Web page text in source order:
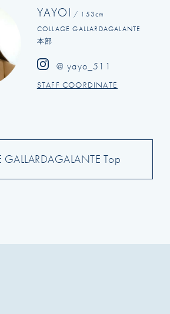
YAYOI / 153cm
COLLAGE GALLARDAGALANTE
本部
@ yayo_511
STAFF COORDINATE
GALLARDAGALANTE Top